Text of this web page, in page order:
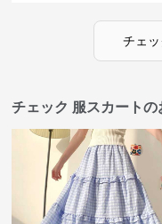
チェ
チェック 服スカート